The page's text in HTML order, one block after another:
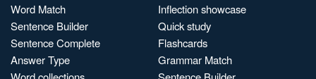
Word Match
Sentence Builder
Sentence Complete
Answer Type
Inflection showcase
Quick study
Flashcards
Grammar Match